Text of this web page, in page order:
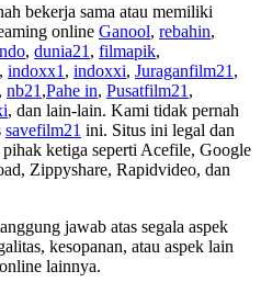
bekerja sama atau memiliki
online Ganool, rebahin,
, dunia21 , filmapik,
, indoxx1 , indoxxi, Juraganfilm21 ,
, nb21 ,Pahe in, Pusatfilm21 ,
, dan lain-lain. Kami tidak pernah
savefilm21 ini. Situs ini legal dan
ketiga seperti Acefile, Google
Zippyshare, Rapidvideo, dan
jawab atas segala aspek
kesopanan, atau aspek lain
lainnya.